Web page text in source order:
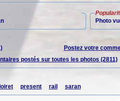
Photo
Postez votre
postés sur toutes les photos (2811)
loiret present rail saran